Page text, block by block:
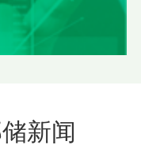
新闻